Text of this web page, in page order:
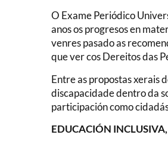
O Exame Periódico
anos os progresos en
venres pasado as
que ver cos Dereitos das
Entre as propostas xerais
discapacidade dentro da
participación como
EDUCACIÓN